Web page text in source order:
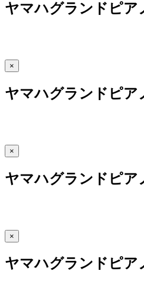
ヤマハグランドピア
×
ヤマハグランドピア
×
ヤマハグランドピア
×
ヤマハグランドピア